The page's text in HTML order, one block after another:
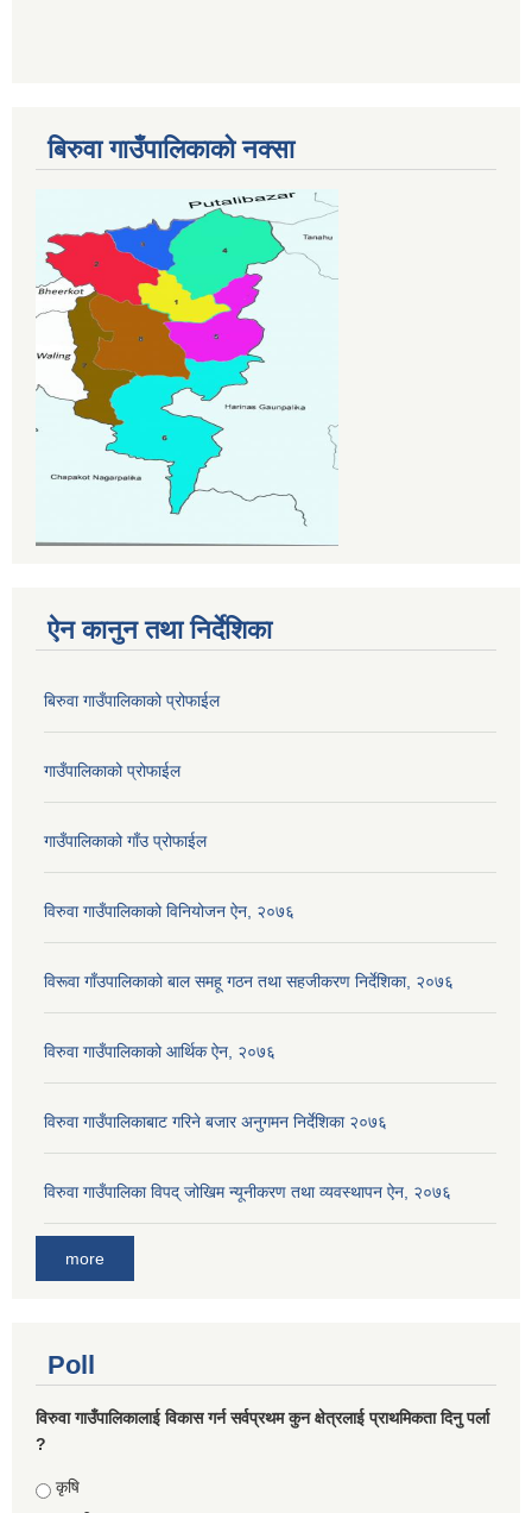
बिरुवा गाउँपालिकाको नक्सा
ऐन कानुन तथा निर्देशिका
बिरुवा गाउँपालिकाको प्रोफाईल
गाउँपालिकाको प्रोफाईल
गाउँपालिकाको गाँउ प्रोफाईल
विरुवा गाउँपालिकाको विनियोजन ऐन, २०७६
विरूवा गाँउपालिकाको बाल समहू गठन तथा सहजीकरण निर्देशिका, २०७६
विरुवा गाउँपालिकाको आर्थिक ऐन, २०७६
विरुवा गाउँपालिकाबाट गरिने बजार अनुगमन निर्देशिका २०७६
विरुवा गाउँपालिका विपद् जोखिम न्यूनीकरण तथा व्यवस्थापन ऐन, २०७६
more
Poll
विरुवा गाउँपालिकालाई विकास गर्न सर्वप्रथम कुन क्षेत्रलाई प्राथमिकता दिनु पर्ला
?
Choices
कृषि